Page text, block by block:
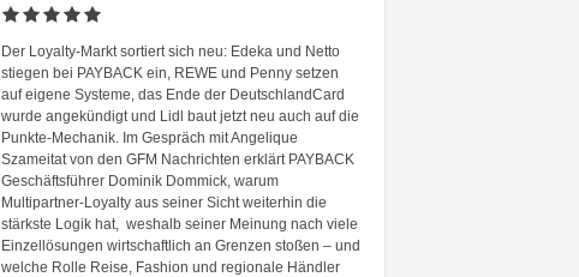
Der Loyalty-Markt sortiert sich neu: Edeka und Netto
stiegen bei PAYBACK ein, REWE und Penny setzen
auf eigene Systeme, das Ende der DeutschlandCard
wurde angekündigt und Lidl baut jetzt neu auch auf die
Punkte-Mechanik. Im Gespräch mit Angelique
Szameitat von den GFM Nachrichten erklärt PAYBACK
Geschäftsführer Dominik Dommick, warum
Multipartner-Loyalty aus seiner Sicht weiterhin die
stärkste Logik hat, weshalb seiner Meinung nach viele
Einzellösungen wirtschaftlich an Grenzen stoßen – und
welche Rolle Reise, Fashion und regionale Händler